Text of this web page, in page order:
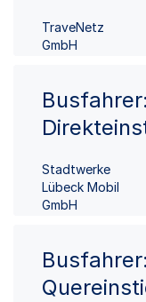
TraveNetz
GmbH
Stadtwerke
Lübeck Mobil
GmbH